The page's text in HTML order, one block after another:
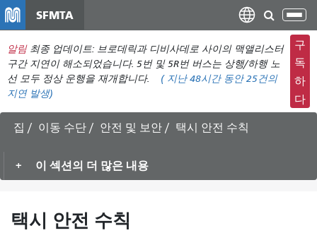
컨
텐
츠
건
너
SFMTA
탐
색
메
뉴
전
환
알림 최종 업데이트: 브로데릭과 디비사데로 사이의 맥앨리스터
구간 지연이 해소되었습니다. 5번 및 5R번 버스는 상행/하행 노
선 모두 정상 운행을 재개합니다.
( 지난 48시간 동안25건의
지연 발생)
구
독
하
다
집 이동 수단 안전 및 보안 택시 안전 수칙
이 섹션의 더 많은 내용
택시 안전 수칙